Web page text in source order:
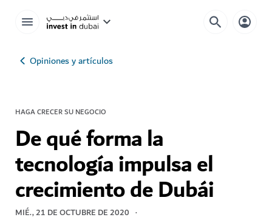
Opiniones y artículos
HAGA CRECER SU NEGOCIO
De qué forma la
tecnología impulsa el
crecimiento de Dubái
MIÉ., 21 DE OCTUBRE DE 2020